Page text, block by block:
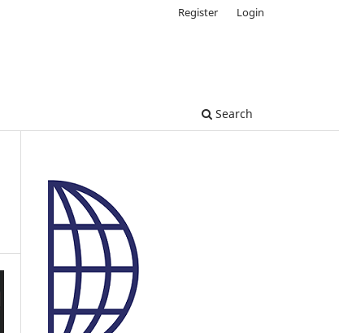
Search
Register Login